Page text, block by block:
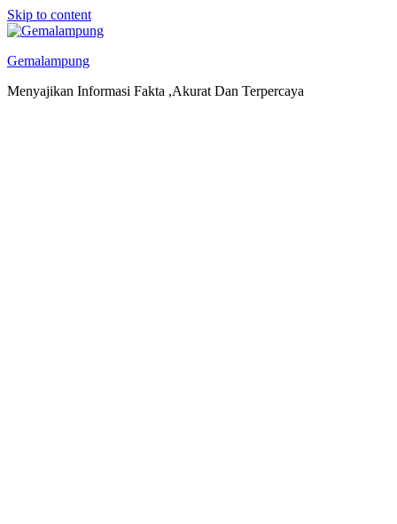
Skip to content
Gemalampung
Menyajikan Informasi Fakta ,Akurat Dan Terpercaya